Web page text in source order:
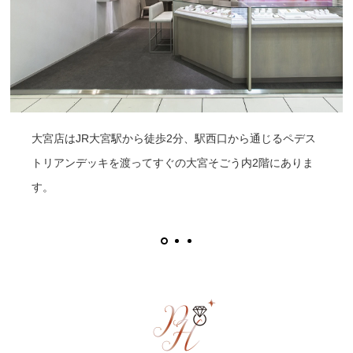
大宮店はJR大宮駅から徒歩2分、駅西口から通じるペデス
トリアンデッキを渡ってすぐの大宮そごう内2階にありま
す。